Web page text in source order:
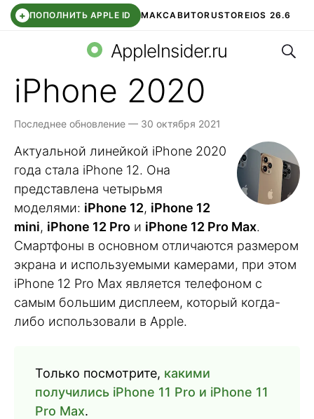
+ ПОПОЛНИТЬ APPLE ID МАКСАВИТОRUSTOREIOS 26.6
СБЕР КИДС ВТБ ОНЛАЙН ЧАТ В ROBLOX
AppleInsider.ru
iPhone 2020
Последнее обновление — 30 октября 2021
Актуальной линейкой iPhone 2020
года стала iPhone 12. Она
представлена четырьмя
моделями: iPhone 12, iPhone 12
mini, iPhone 12 Pro и iPhone 12 Pro Max.
Смартфоны в основном отличаются размером
экрана и используемыми камерами, при этом
iPhone 12 Pro Max является телефоном с
самым большим дисплеем, который когда-
либо использовали в Apple.
Только посмотрите, какими
получились iPhone 11 Pro и iPhone 11
Pro Max.